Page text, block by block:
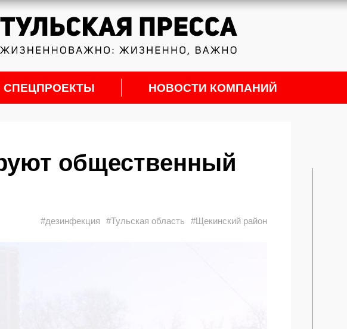
СПЕЦПРОЕКТЫ НОВОСТИ КОМПАНИЙ
общественный
#дезинфекция #Тульская область #Щекинский район